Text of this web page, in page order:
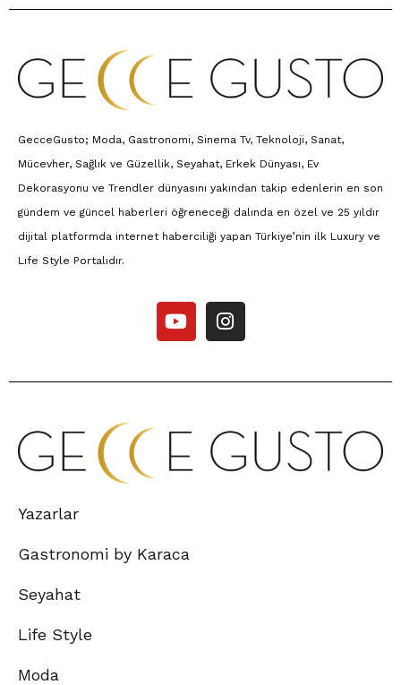
GecceGusto; Moda, Gastronomi, Sinema Tv, Teknoloji, Sanat,
Mücevher, Sağlık ve Güzellik, Seyahat, Erkek Dünyası, Ev
Dekorasyonu ve Trendler dünyasını yakından takip edenlerin en son
gündem ve güncel haberleri öğreneceği dalında en özel ve 25 yıldır
dijital platformda internet haberciliği yapan Türkiye’nin ilk Luxury ve
Lıfe Style Portalıdır.
Yazarlar
Gastronomi by Karaca
Seyahat
Life Style
Moda